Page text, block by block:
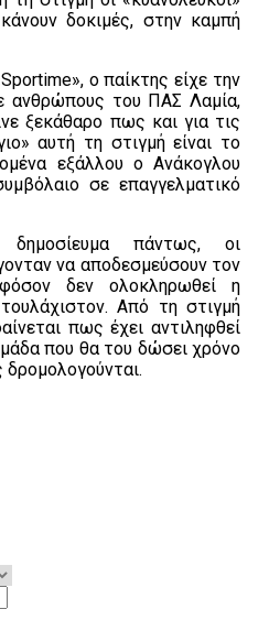
δοκιμές, στην καμπή
ο παίκτης είχε την
ανθρώπους του ΠΑΣ Λαμία,
ξεκάθαρο πως και για τις
αυτή τη στιγμή είναι το
εξάλλου ο Ανάκογλου
σε επαγγελματικό
πάντως, οι
να αποδεσμεύσουν τον
δεν ολοκληρωθεί η
Από τη στιγμή
πως έχει αντιληφθεί
που θα του δώσει χρόνο
δρομολογούνται.